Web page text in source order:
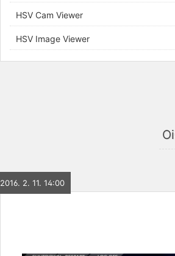
HSV Cam Viewer
HSV Image Viewer
2016. 2. 11. 14:00